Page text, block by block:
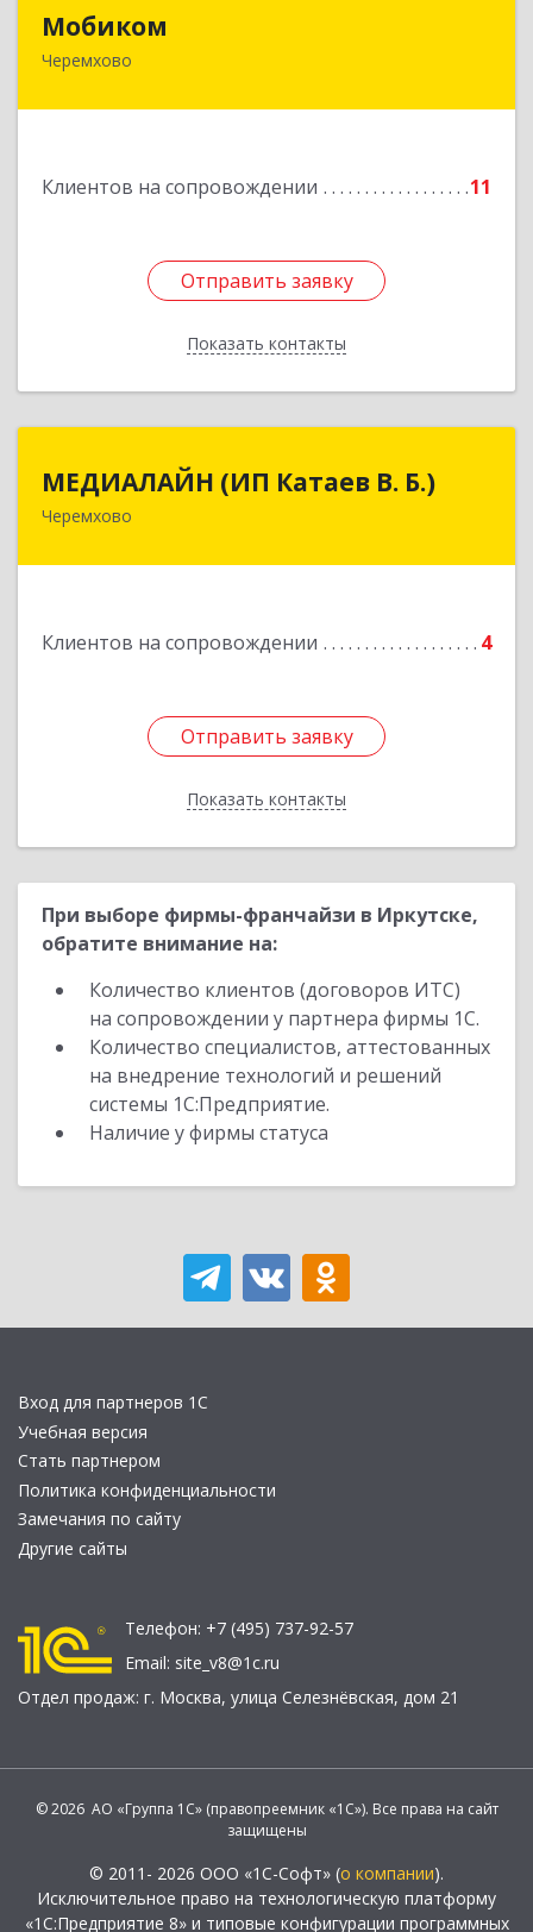
Мобиком
Черемхово
Клиентов на сопровождении 11
Отправить заявку
Показать контакты
Отправить заявку
Назад
МЕДИАЛАЙН (ИП Катаев В. Б.)
Черемхово
Клиентов на сопровождении 4
Отправить заявку
Показать контакты
МЕДИАЛАЙН (ИП Катаев В. Б.)
665413, Иркутская обл, Черемхово г, Ленина ул,
Отправить заявку
Назад
При выборе фирмы-франчайзи в Иркутске,
обратите внимание на:
Количество клиентов (договоров ИТС)
на сопровождении у партнера фирмы 1С.
Количество специалистов, аттестованных
на внедрение технологий и решений
системы 1С:Предприятие.
Наличие у фирмы статуса
Вход для партнеров 1С
Учебная версия
Стать партнером
Политика конфиденциальности
Замечания по сайту
Другие сайты
Телефон: +7 (495) 737-92-57
Email: site_v8@1c.ru
Отдел продаж: г. Москва, улица Селезнёвская, дом 21
© 2026 АО «Группа 1С» (правопреемник «1С»). Все права на сайт
защищены
© 2011- 2026 ООО «1С-Софт» (о компании).
Исключительное право на технологическую платформу
«1С:Предприятие 8» и типовые конфигурации программных